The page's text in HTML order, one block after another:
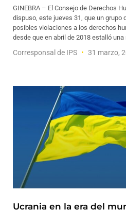
GINEBRA – El Consejo de Derechos
dispuso, este jueves 31, que un grupo
posibles violaciones a los derechos
desde que en abril de 2018 estalló una
Corresponsal de IPS 31 marzo,
Ucrania en la era del